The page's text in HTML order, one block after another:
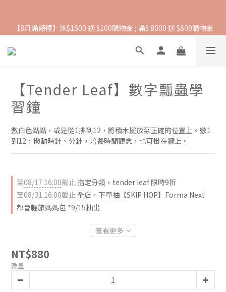
【爸氣一夏 】推車汽座 滿 $5000 送$ 388  滿 $10,000 送 $888 購
抵抗熱浪必備用品︱滿$2500贈 Farlin EDI超純水溼紙巾
【Tender Leaf】數字瓢蟲學
習鐘
數白色點點，或是從1排到12，將積木擺放至正確的位置上。數1
到12，撥動時針、分針，培養時間觀念，也可掛在牆上。
至08/17 16:00截止 指定分類，tender leaf 限時9折
至08/31 16:00截止 全店，下單抽【SKIP HOP】Forma Next
都會輕旅媽媽包 *9/15抽出
查看更多
NT$880
數量